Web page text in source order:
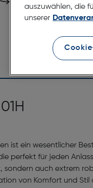
ist ein wesentlicher
perfekt für jeden
sondern auch extrem
von Komfort und
auszuwählen, die
unserer